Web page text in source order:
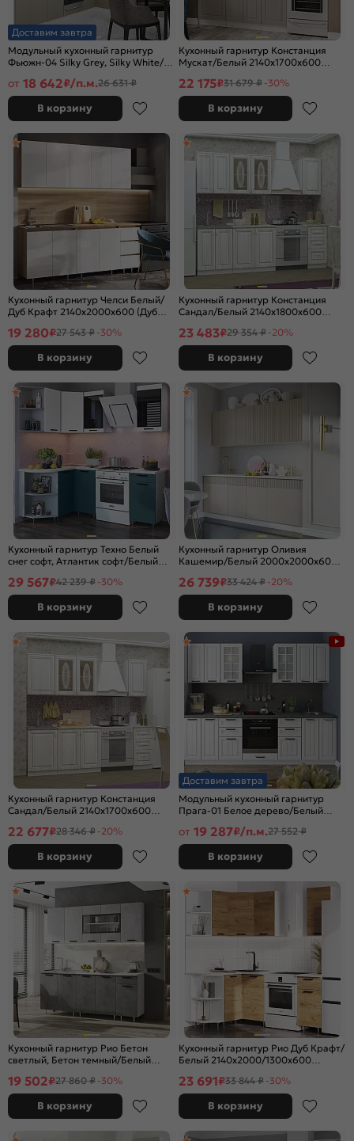
Доставим завтра
Модульный кухонный гарнитур
Фьюжн-04 Silky Grey, Silky White/
от 18 642₽/п.м.26 631 ₽
В корзину
Кухонный гарнитур Констанция
Мускат/Белый 2140x1700x600
22 175₽31 679 ₽ -30%
В корзину
Кухонный гарнитур Челси Белый/
Дуб Крафт 2140x2000x600 (Дуб
19 280₽27 543 ₽ -30%
В корзину
Кухонный гарнитур Констанция
Сандал/Белый 2140x1800x600
23 483₽29 354 ₽ -20%
В корзину
Кухонный гарнитур Техно Белый
снег софт, Атлантик софт/Белый
29 567₽42 239 ₽ -30%
В корзину
Кухонный гарнитур Оливия
Кашемир/Белый 2000x2000x600
26 739₽33 424 ₽ -20%
В корзину
Кухонный гарнитур Констанция
Сандал/Белый 2140x1700x600
22 677₽28 346 ₽ -20%
В корзину
Доставим завтра
Модульный кухонный гарнитур
Прага-01 Белое дерево/Белый
от 19 287₽/п.м.27 552 ₽
В корзину
Кухонный гарнитур Рио Бетон
светлый, Бетон темный/Белый
19 502₽27 860 ₽ -30%
В корзину
Кухонный гарнитур Рио Дуб Крафт/
Белый 2140x2000/1300x600
23 691₽33 844 ₽ -30%
В корзину